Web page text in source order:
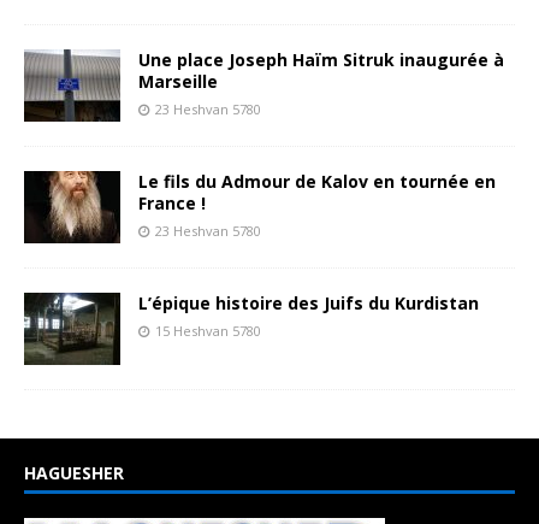
Une place Joseph Haïm Sitruk inaugurée à
Marseille
23 Heshvan 5780
Le fils du Admour de Kalov en tournée en
France !
23 Heshvan 5780
L’épique histoire des Juifs du Kurdistan
15 Heshvan 5780
HAGUESHER